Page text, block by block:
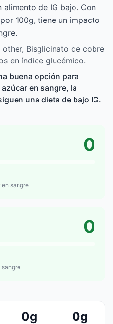
de IG bajo. Con
100g, tiene un impacto
Bisglicinato de cobre
en índice glucémico.
buena opción para
en sangre, la
una dieta de bajo IG.
0
en sangre
0
sangre
0g 0g